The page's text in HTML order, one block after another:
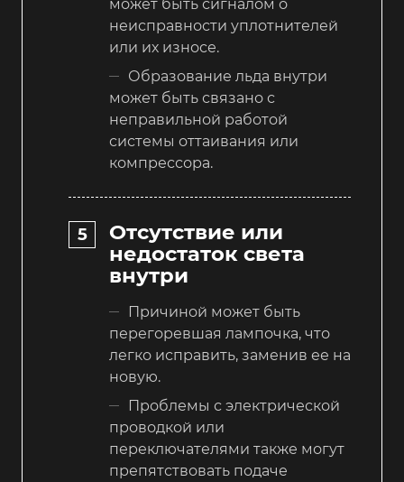
может быть сигналом о
неисправности уплотнителей
или их износе.
Образование льда внутри
может быть связано с
неправильной работой
системы оттаивания или
компрессора.
Отсутствие или
недостаток света
внутри
Причиной может быть
перегоревшая лампочка, что
легко исправить, заменив ее на
новую.
Проблемы с электрической
проводкой или
переключателями также могут
препятствовать подаче